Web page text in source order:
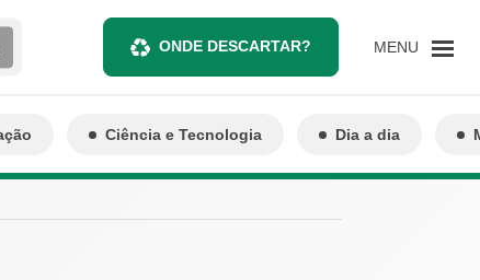
ONDE DESCARTAR? MENU
Ciência e Tecnologia Dia a dia